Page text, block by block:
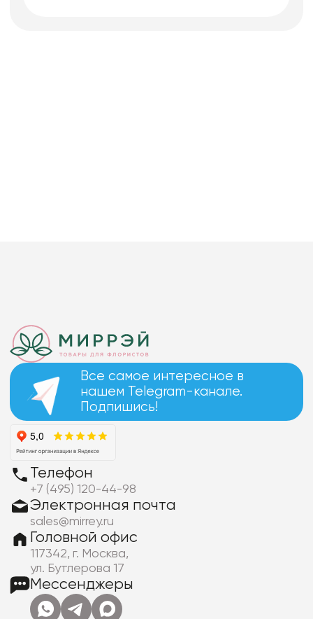
Все самое интересное в
нашем Telegram-канале.
Подпишись!
Телефон
+7 (495) 120-44-98
Электронная почта
sales@mirrey.ru
Головной офис
117342, г. Москва,
ул. Бутлерова 17
Мессенджеры